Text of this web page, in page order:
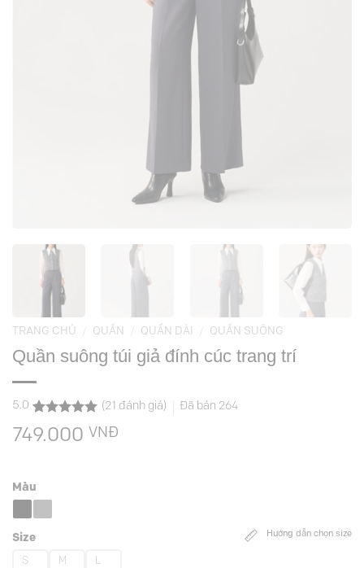
TRANG CHỦ QUẦN QUẦN DÀI QUẦN SUÔNG
Quần suông túi giả đính cúc trang trí
5.0
5.0 trên 5
dựa trên
21
(21 đánh giá) Đã bán 264
749.000 VNĐ
Hướng dẫn chọn size
Màu
Size
S M L